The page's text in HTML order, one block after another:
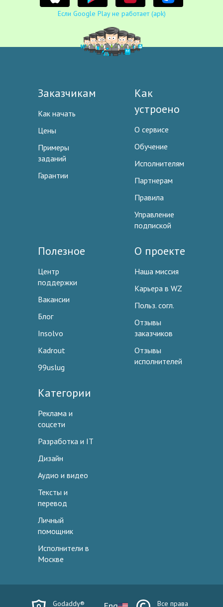
Если Google Play не работает (apk)
Заказчикам
Как начать
Цены
Примеры
заданий
Гарантии
Как
устроено
О сервисе
Обучение
Исполнителям
Партнерам
Правила
Управление
подпиской
Полезное
Центр
поддержки
Вакансии
Блог
Insolvo
Kadrout
99uslug
О проекте
Наша миссия
Карьера в WZ
Польз. согл.
Отзывы
заказчиков
Отзывы
исполнителей
Категории
Реклама и
соцсети
Разработка и IT
Дизайн
Аудио и видео
Тексты и
перевод
Личный
помощник
Исполнители в
Москве
Godaddy® Все права